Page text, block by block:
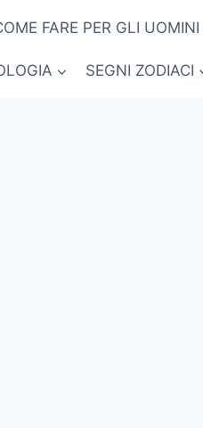
FARE PER GLI UOMINI
SEGNI ZODIACI